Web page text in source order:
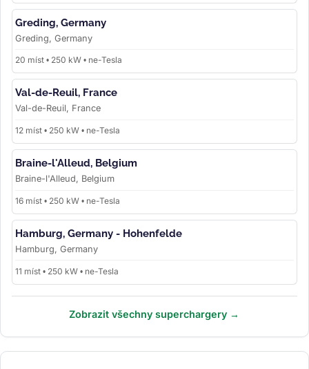
Greding, Germany
Greding, Germany
20 míst • 250 kW • ne-Tesla
Val-de-Reuil, France
Val-de-Reuil, France
12 míst • 250 kW • ne-Tesla
Braine-l'Alleud, Belgium
Braine-l'Alleud, Belgium
16 míst • 250 kW • ne-Tesla
Hamburg, Germany - Hohenfelde
Hamburg, Germany
11 míst • 250 kW • ne-Tesla
Zobrazit všechny superchargery →